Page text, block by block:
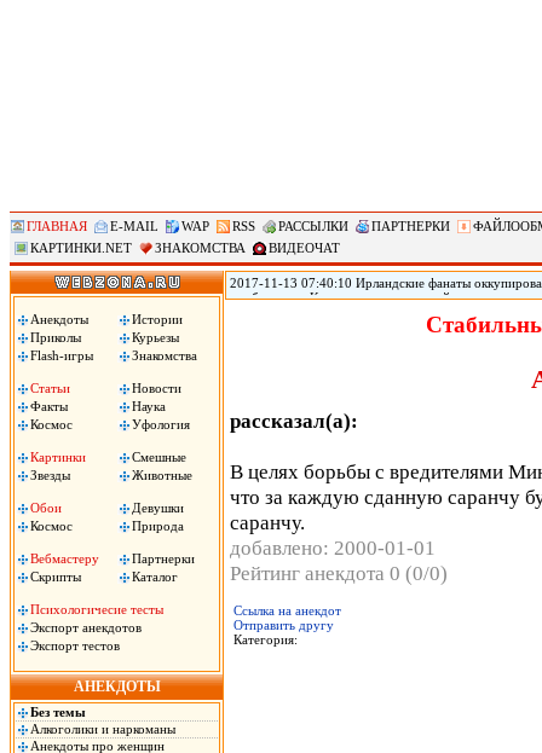
ГЛАВНАЯ E-MAIL WAP RSS РАССЫЛКИ ПАРТНЕРКИ
КАРТИНКИ.NET
ЗНАКОМСТВА ВИДЕОЧАТ
Анекдоты
Истории
Приколы
Курьезы
Flash-игры
Знакомства
Статьи
Новости
Факты
Наука
Космос
Уфология
Картинки
Смешные
Звезды
Животные
Обои
Девушки
Космос
Природа
Вебмастеру
Партнерки
Скрипты
Каталог
Психологичесие тесты
Экспорт анекдотов
Экспорт тестов
АНЕКДОТЫ
Без темы
Алкоголики и наркоманы
Анекдоты про женщин
2017-11-13 07:40:10 Ирландские фанаты
прибывшие в Копенгаген на стыковой матч с
рассказал(а):
В целях борьбы с вредителями
что за каждую сданную саранчу
саранчу.
добавлено: 2000-01-01
Рейтинг анекдота 0 (0/0)
Ссылка на анекдот
Отправить другу
Категория: